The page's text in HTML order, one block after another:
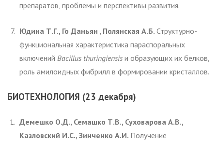
препаратов, проблемы и перспективы развития.
Юдина Т.Г., Го Даньян , Полянская А.Б. Структурно-
функциональная характеристика параспоральных
включений Bacillus thuringiensis и образующих их белков,
роль амилоидных фибрилл в формировании кристаллов.
БИОТЕХНОЛОГИЯ (23 декабря)
Демешко О.Д., Семашко Т.В., Суховарова А.В.,
Казловский И.С., Зинченко А.И. Получение